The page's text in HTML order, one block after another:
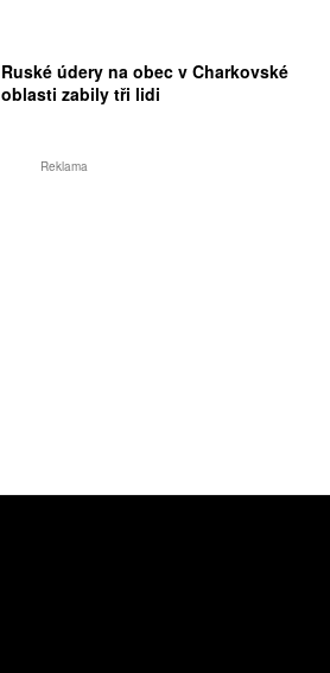
Ruské údery na obec v Charkovské
oblasti zabily tři lidi
Reklama